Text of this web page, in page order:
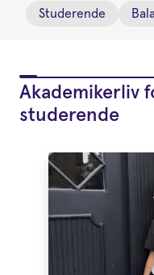
Studerende
Akademikerliv
studerende